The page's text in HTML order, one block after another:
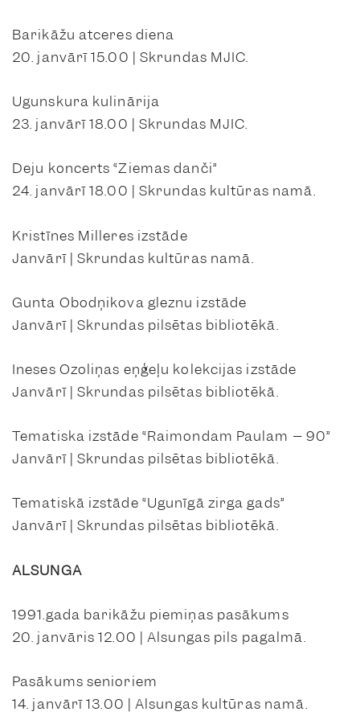
Barikāžu atceres diena
20. janvārī 15.00 | Skrundas MJIC.
Ugunskura kulinārija
23. janvārī 18.00 | Skrundas MJIC.
Deju koncerts “Ziemas danči”
24. janvārī 18.00 | Skrundas kultūras namā.
Kristīnes Milleres izstāde
Janvārī | Skrundas kultūras namā.
Gunta Obodņikova gleznu izstāde
Janvārī | Skrundas pilsētas bibliotēkā.
Ineses Ozoliņas eņģeļu kolekcijas izstāde
Janvārī | Skrundas pilsētas bibliotēkā.
Tematiska izstāde “Raimondam Paulam – 90”
Janvārī | Skrundas pilsētas bibliotēkā.
Tematiskā izstāde “Ugunīgā zirga gads”
Janvārī | Skrundas pilsētas bibliotēkā.
ALSUNGA
1991.gada barikāžu piemiņas pasākums
20. janvāris 12.00 | Alsungas pils pagalmā.
Pasākums senioriem
14. janvārī 13.00 | Alsungas kultūras namā.